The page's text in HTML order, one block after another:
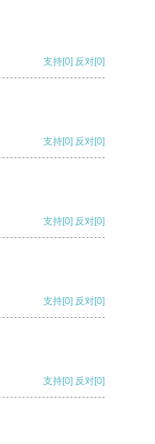
支持[0] 反对[0]
支持[0] 反对[0]
支持[0] 反对[0]
支持[0] 反对[0]
支持[0] 反对[0]